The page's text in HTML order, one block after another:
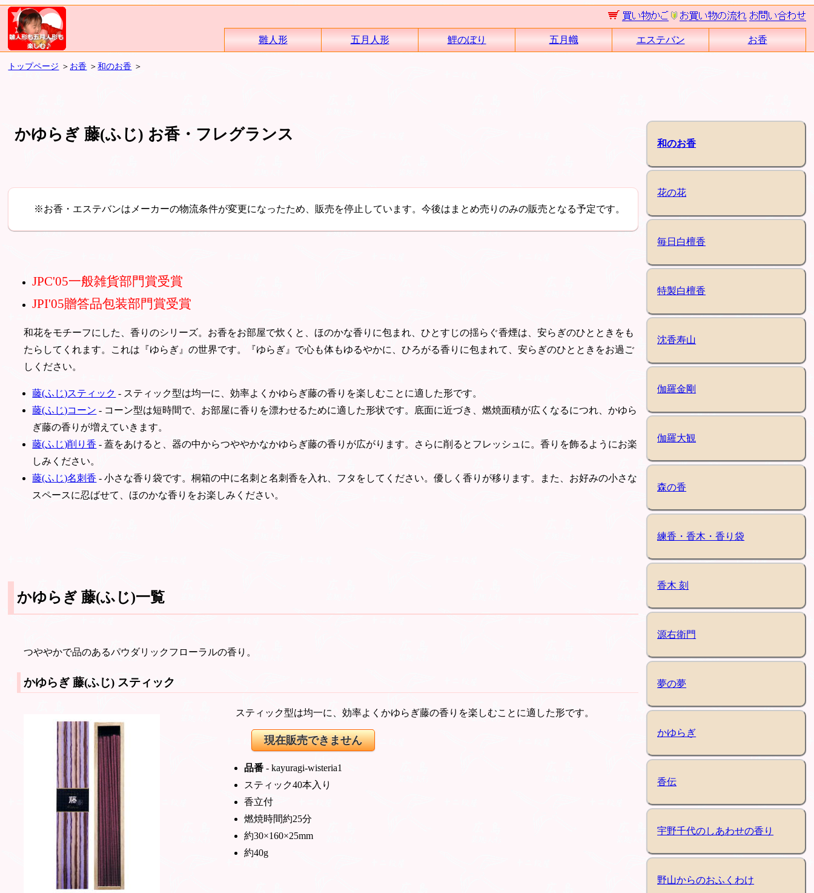
雛人形 五月人形 鯉のぼり 五月幟 エステバン お香
トップページ ＞ お香 ＞和のお香 ＞
かゆらぎ 藤(ふじ) お香・フレグランス
※お香・エステバンはメーカーの物流条件が変更になったため、販売を停止しています。今後はまとめ売りのみの販売となる予定です。
JPC'05一般雑貨部門賞受賞
JPI'05贈答品包装部門賞受賞
和花をモチーフにした、香りのシリーズ。お香をお部屋で炊くと、ほのかな香りに包まれ、ひとすじの揺らぐ香煙は、安らぎのひとときをも
たらしてくれます。これは『ゆらぎ』の世界です。『ゆらぎ』で心も体もゆるやかに、ひろがる香りに包まれて、安らぎのひとときをお過ご
しください。
藤(ふじ)スティック - スティック型は均一に、効率よくかゆらぎ藤の香りを楽しむことに適した形です。
藤(ふじ)コーン - コーン型は短時間で、お部屋に香りを漂わせるために適した形状です。底面に近づき、燃焼面積が広くなるにつれ、かゆら
ぎ藤の香りが増えていきます。
藤(ふじ)削り香 - 蓋をあけると、器の中からつややかなかゆらぎ藤の香りが広がります。さらに削るとフレッシュに。香りを飾るようにお楽
しみください。
藤(ふじ)名刺香 - 小さな香り袋です。桐箱の中に名刺と名刺香を入れ、フタをしてください。優しく香りが移ります。また、お好みの小さな
スペースに忍ばせて、ほのかな香りをお楽しみください。
かゆらぎ 藤(ふじ)一覧
つややかで品のあるパウダリックフローラルの香り。
かゆらぎ 藤(ふじ) スティック
スティック型は均一に、効率よくかゆらぎ藤の香りを楽しむことに適した形です。
現在販売できません
品番 - kayuragi-wisteria1
スティック40本入り
香立付
燃焼時間約25分
約30×160×25mm
約40g
和のお香
花の花
毎日白檀香
特製白檀香
沈香寿山
伽羅金剛
伽羅大観
森の香
練香・香木・香り袋
香木 刻
源右衛門
夢の夢
かゆらぎ
香伝
宇野千代のしあわせの香り
野山からのおふくわけ